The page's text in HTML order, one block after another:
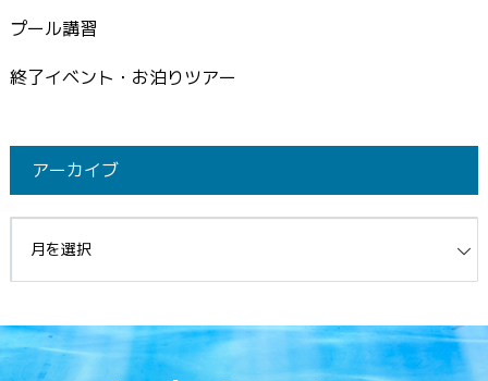
プール講習
終了イベント・お泊りツアー
アーカイブ